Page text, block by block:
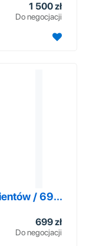
1 500 zł
Do negocjacji
/ 69...
699 zł
Do negocjacji